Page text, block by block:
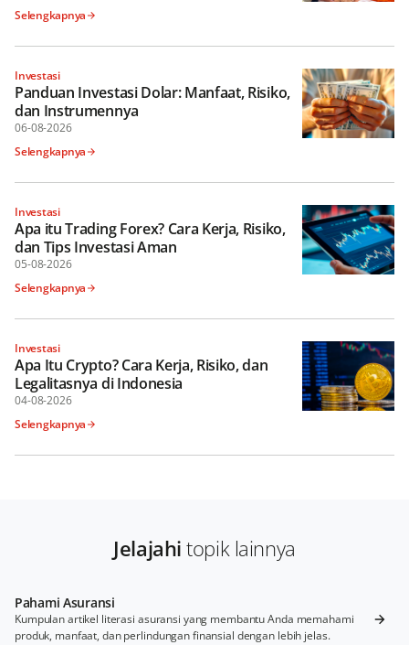
Selengkapnya
Investasi
Panduan Investasi Dolar: Manfaat, Risiko,
dan Instrumennya
06-08-2026
Selengkapnya
Investasi
Apa itu Trading Forex? Cara Kerja, Risiko,
dan Tips Investasi Aman
05-08-2026
Selengkapnya
Investasi
Apa Itu Crypto? Cara Kerja, Risiko, dan
Legalitasnya di Indonesia
04-08-2026
Selengkapnya
Jelajahitopik lainnya
Pahami Asuransi
Kumpulan artikel literasi asuransi yang membantu Anda memahami
produk, manfaat, dan perlindungan finansial dengan lebih jelas.